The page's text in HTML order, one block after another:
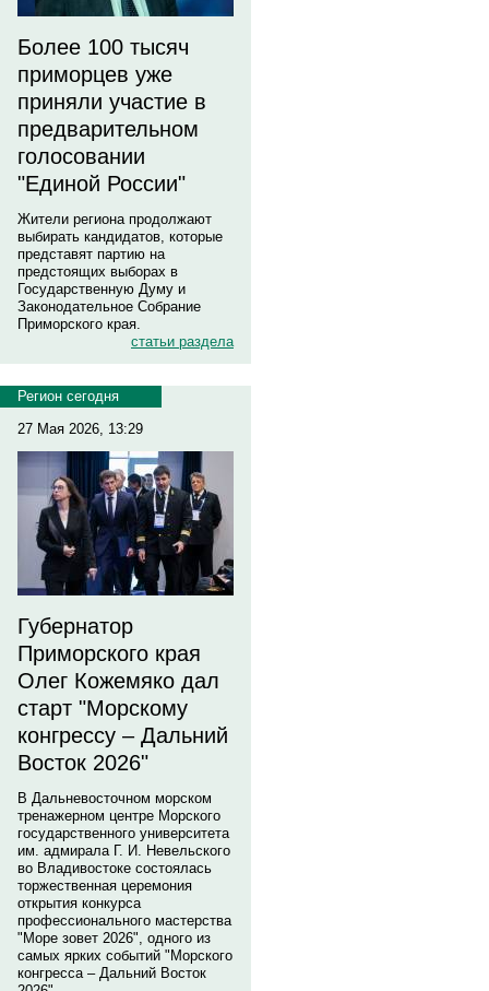
Более 100 тысяч
приморцев уже
приняли участие в
предварительном
голосовании
"Единой России"
Жители региона продолжают
выбирать кандидатов, которые
представят партию на
предстоящих выборах в
Государственную Думу и
Законодательное Собрание
Приморского края.
статьи раздела
Регион сегодня
27 Мая 2026, 13:29
Губернатор
Приморского края
Олег Кожемяко дал
старт "Морскому
конгрессу – Дальний
Восток 2026"
В Дальневосточном морском
тренажерном центре Морского
государственного университета
им. адмирала Г. И. Невельского
во Владивостоке состоялась
торжественная церемония
открытия конкурса
профессионального мастерства
"Море зовет 2026", одного из
самых ярких событий "Морского
конгресса – Дальний Восток